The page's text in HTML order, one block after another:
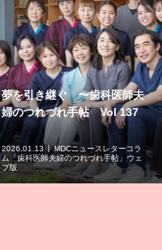
夢を引き継ぐ 〜歯科医師夫
婦のつれづれ手帖 Vol 137
2026.01.13
MDCニュースレターコラ
ム「歯科医師夫婦のつれづれ手帖」ウェ
ブ版